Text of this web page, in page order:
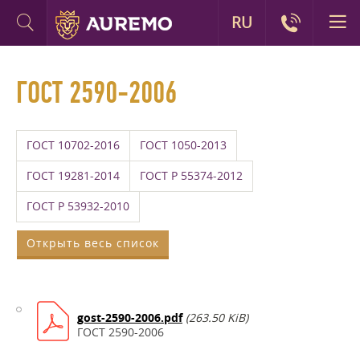
ГОСТ 2590-2006
ГОСТ 10702-2016 ГОСТ 1050-2013
ГОСТ 19281-2014 ГОСТ Р 55374-2012
ГОСТ Р 53932-2010
Открыть весь список
gost-2590-2006.pdf (263.50 KiB)
ГОСТ 2590-2006
RU